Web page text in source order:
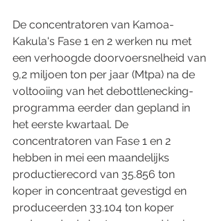
De concentratoren van Kamoa-
Kakula's Fase 1 en 2 werken nu met
een verhoogde doorvoersnelheid van
9,2 miljoen ton per jaar (Mtpa) na de
voltooiing van het debottlenecking-
programma eerder dan gepland in
het eerste kwartaal. De
concentratoren van Fase 1 en 2
hebben in mei een maandelijks
productierecord van 35.856 ton
koper in concentraat gevestigd en
produceerden 33.104 ton koper